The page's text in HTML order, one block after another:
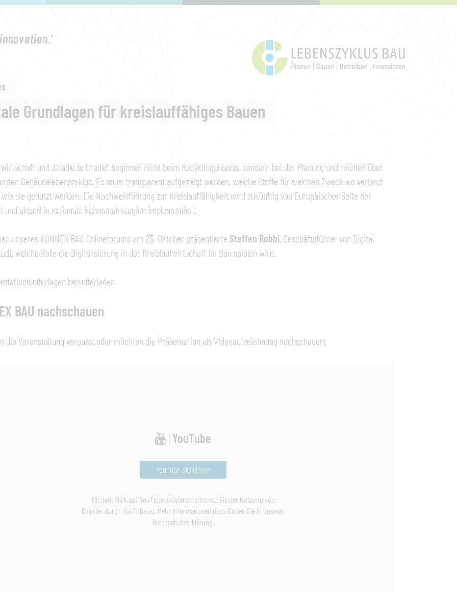
."
Grundlagen für kreislauffähiges Bauen
und „Cradle to Cradle“ beginnen nicht beim Recyclingprozess, sondern bei der Planung und reichen über
Gebäudelebenszyklus. Es muss transparent aufgezeigt werden, welche Stoffe für welchen Zweck wo verbaut
wie sie genutzt werden. Die Nachweisführung zur Kreislauffähigkeit wird zukünftig von Europäischer Seite her
und aktuell in nationale Rahmenstrategien implementiert.
unseres KONNEX BAU Onlineforums am 25. Oktober präsentierte Steffen Robbi, Geschäftsführer von Digital
welche Rolle die Digitalisierung in der Kreislaufwirtschaft im Bau spielen wird.
herunterladen
BAU nachschauen
die Veranstaltung verpasst oder möchten die Präsentation als Videoaufzeichnung nachschauen:
| YouTube
YouTube aktivieren
Mit dem Klick auf 'YouTube aktivieren' stimmen Sie der Nutzung von
Cookies durch YouTube zu. Mehr Informationen dazu finden Sie in unserer
Datenschutzerklärung.